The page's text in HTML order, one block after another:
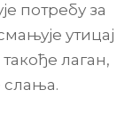
потребу за
утицај
лаган,